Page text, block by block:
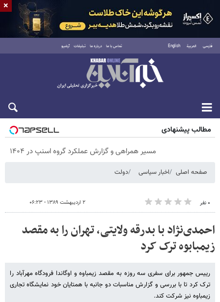
فارسی العربية English تماس با ما درباره ما تبلیغات آرشیو
پنجشنبه ۱۵ مرداد ۱۴۰۵
مطالب پیشنهادی
مسیر همراهی و گزارش عملکرد گروه اسنپ در ۱۴۰۴
صفحه اصلی اخبار سیاسی دولت
۰ نفر ۲ اردیبهشت ۱۳۸۹ - ۰۶:۲۳
احمدی‌نژاد با بدرقه ولایتی، تهران را به مقصد
زیمبابوه ترک کرد
رییس جمهور برای سفری سه روزه به مقصد زیمباوه و اوگاندا فرودگاه مهرآباد را
ترک کرد تا با بررسی و گزارش مناسبات دو جانبه با همتایان خود نمایشگاه تجاری
زیمباوه نیز شرکت کند.
×